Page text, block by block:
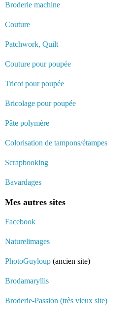
Broderie machine
Couture
Patchwork, Quilt
Couture pour poupée
Tricot pour poupée
Bricolage pour poupée
Pâte polymère
Colorisation de tampons/étampes
Scrapbooking
Bavardages
Mes autres sites
Facebook
Naturelimages
PhotoGuyloup (ancien site)
Brodamaryllis
Broderie-Passion (très vieux site)